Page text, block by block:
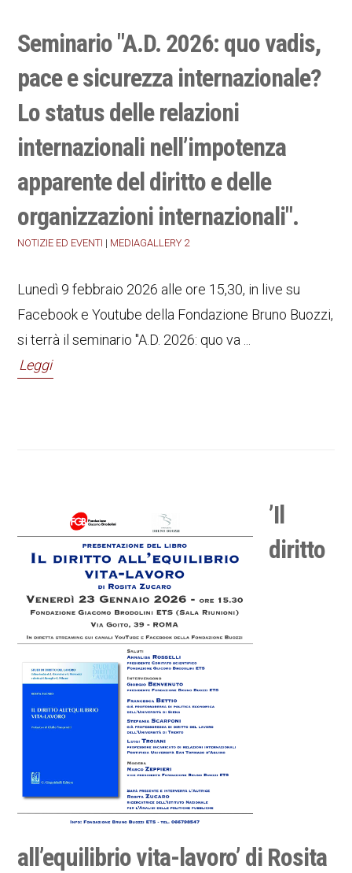
Seminario "A.D. 2026: quo vadis,
pace e sicurezza internazionale?
Lo status delle relazioni
internazionali nell’impotenza
apparente del diritto e delle
organizzazioni internazionali".
NOTIZIE ED EVENTI | MEDIAGALLERY 2
Lunedì 9 febbraio 2026 alle ore 15,30, in live su
Facebook e Youtube della Fondazione Bruno Buozzi,
si terrà il seminario "A.D. 2026: quo va ...
Leggi
’Il
diritto
all’equilibrio vita-lavoro’ di Rosita